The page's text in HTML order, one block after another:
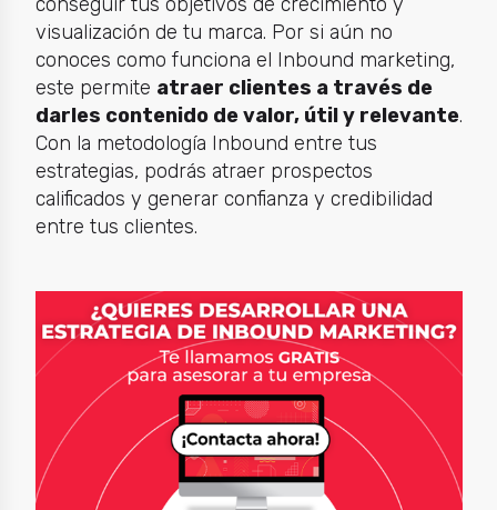
visualización de tu marca. Por si aún no
conoces como funciona el Inbound marketing,
este permite atraer clientes a través de
darles contenido de valor, útil y relevante.
Con la metodología Inbound entre tus
estrategias, podrás atraer prospectos
calificados y generar confianza y credibilidad
entre tus clientes.